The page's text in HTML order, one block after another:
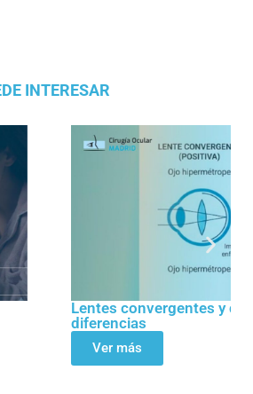
INTERESAR
y divergentes: usos y